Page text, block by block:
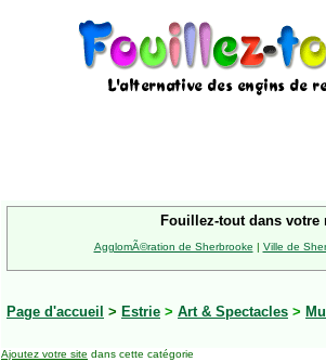
Fouillez-tout dans votre
AgglomÃ©ration de Sherbrooke | Ville de
Page d'accueil > Estrie > Art & Spectacles >
Ajoutez votre site dans cette catégorie